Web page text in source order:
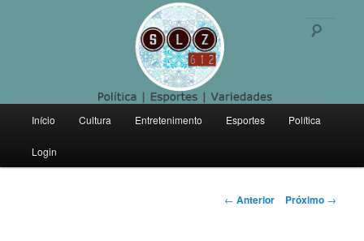
Politica | Esportes | Variedades
principal
Pular
para
Início Cultura Entretenimento Esportes Política
Login
Navegação
← Anterior Próximo →